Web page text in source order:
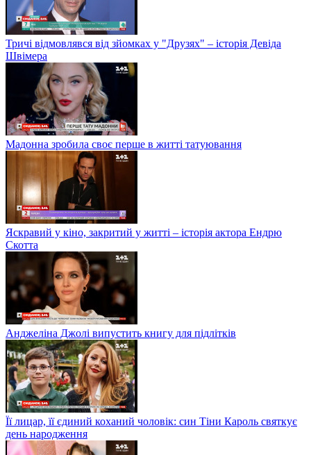
Тричі відмовлявся від зйомках у "Друзях" – історія Девіда
Швімера
Мадонна зробила своє перше в житті татуювання
Яскравий у кіно, закритий у житті – історія актора Ендрю
Скотта
Анджеліна Джолі випустить книгу для підлітків
Її лицар, її єдиний коханий чоловік: син Тіни Кароль святкує
день народження